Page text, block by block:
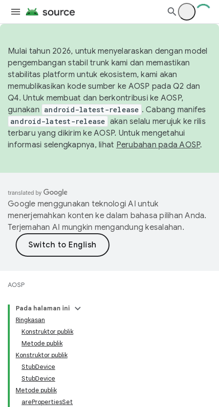
Mulai tahun 2026, untuk menyelaraskan dengan model
pengembangan stabil trunk kami dan memastikan
stabilitas platform untuk ekosistem, kami akan
memublikasikan kode sumber ke AOSP pada Q2 dan
Q4. Untuk membuat dan berkontribusi ke AOSP,
gunakan android-latest-release . Cabang manifes
android-latest-release akan selalu merujuk ke rilis
terbaru yang dikirim ke AOSP. Untuk mengetahui
informasi selengkapnya, lihat Perubahan pada AOSP.
Google menggunakan teknologi AI untuk
menerjemahkan konten ke dalam bahasa pilihan Anda.
Terjemahan AI mungkin mengandung kesalahan.
AOSP
Pada halaman ini
Ringkasan
Konstruktor publik
Metode publik
Konstruktor publik
StubDevice
StubDevice
Metode publik
arePropertiesSet